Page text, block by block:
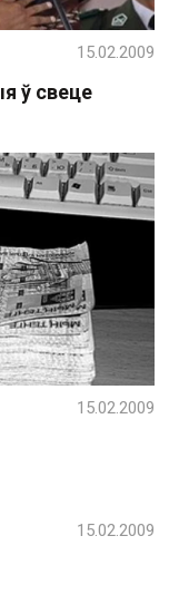
ў свеце
15.02.2009
15.02.2009
15.02.2009